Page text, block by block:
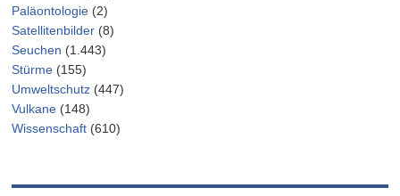
Paläontologie (2)
Satellitenbilder (8)
Seuchen (1.443)
Stürme (155)
Umweltschutz (447)
Vulkane (148)
Wissenschaft (610)